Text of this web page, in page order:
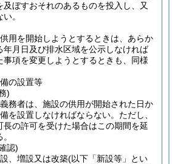
及ぼすおそれのあるものを投入し、又
。
用を開始しようとするときは、あらか
年月日及び排水区域を公示しなければ
事項を変更しようとするときも、同様
の設置等
)
務者は、施設の供用が開始された日か
を設置しなければならない。 ただし、
長の許可を受けた場合はこの期間を延
認)
、増設又は改築(以下「新設等」とい